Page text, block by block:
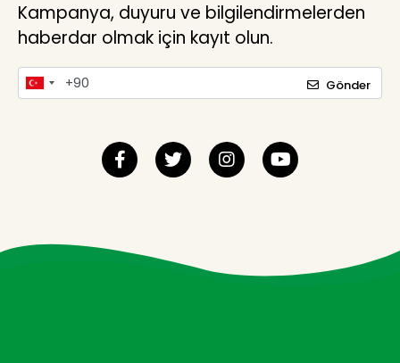
Kampanya, duyuru ve bilgilendirmelerden
haberdar olmak için kayıt olun.
Gönder